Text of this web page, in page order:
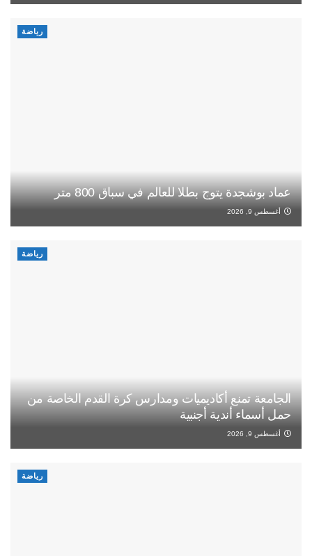
رياضة
عماد بوشجدة يتوج بطلا للعالم في سباق 800 متر
أغسطس 9, 2026
رياضة
الجامعة تمنع أكاديميات ومدارس كرة القدم الخاصة من
حمل أسماء أندية أجنبية
أغسطس 9, 2026
رياضة